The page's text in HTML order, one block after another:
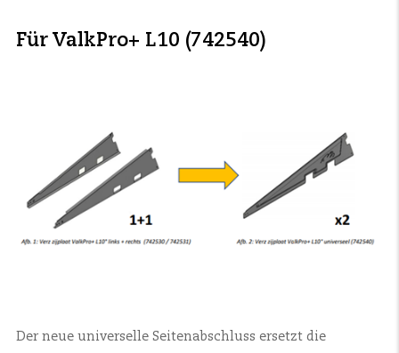
Für ValkPro+ L10 (742540)
Der neue universelle Seitenabschluss ersetzt die